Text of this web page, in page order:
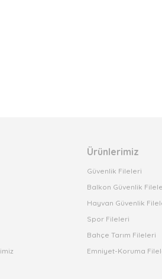
Ürünlerimiz
Güvenlik Fileleri
Balkon Güvenlik
Hayvan Güvenlik
Spor Fileleri
Bahçe Tarım Fileleri
Emniyet-Koruma